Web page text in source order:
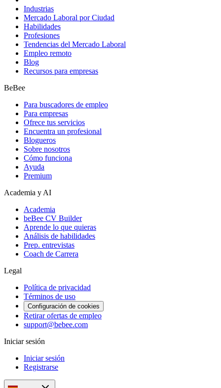
Industrias
Mercado Laboral por Ciudad
Habilidades
Profesiones
Tendencias del Mercado Laboral
Empleo remoto
Blog
Recursos para empresas
BeBee
Para buscadores de empleo
Para empresas
Ofrece tus servicios
Encuentra un profesional
Blogueros
Sobre nosotros
Cómo funciona
Ayuda
Premium
Academia y AI
Academia
beBee CV Builder
Aprende lo que quieras
Análisis de habilidades
Prep. entrevistas
Coach de Carrera
Legal
Política de privacidad
Términos de uso
Configuración de cookies
Retirar ofertas de empleo
support@bebee.com
Iniciar sesión
Iniciar sesión
Registrarse